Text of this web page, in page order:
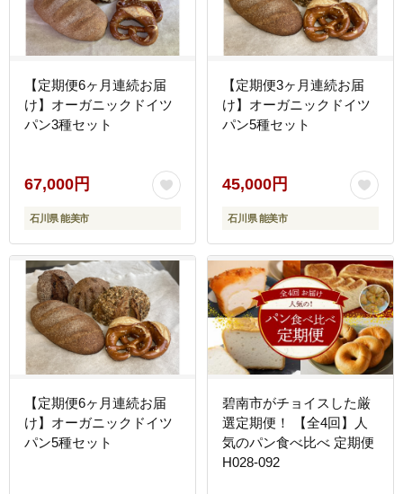
【定期便6ヶ月連続お届
け】オーガニックドイツ
パン3種セット
67,000円
石川県 能美市
【定期便3ヶ月連続お届
け】オーガニックドイツ
パン5種セット
45,000円
石川県 能美市
【定期便6ヶ月連続お届
け】オーガニックドイツ
パン5種セット
碧南市がチョイスした厳
選定期便！ 【全4回】人
気のパン食べ比べ 定期便
H028-092